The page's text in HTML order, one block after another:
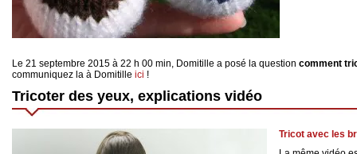
Le 21 septembre 2015 à 22 h 00 min, Domitille a posé la question comment
communiquez la à Domitille ici !
Tricoter des yeux, explications vidéo
Tricot avec les